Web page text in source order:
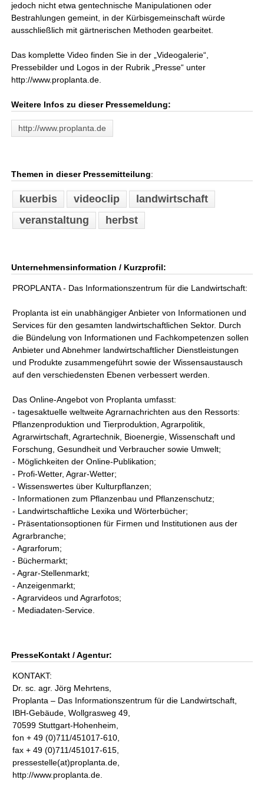
jedoch nicht etwa gentechnische Manipulationen oder
Bestrahlungen gemeint, in der Kürbisgemeinschaft würde
ausschließlich mit gärtnerischen Methoden gearbeitet.
Das komplette Video finden Sie in der „Videogalerie“,
Pressebilder und Logos in der Rubrik „Presse“ unter
http://www.proplanta.de.
Weitere Infos zu dieser Pressemeldung:
http://www.proplanta.de
Themen in dieser Pressemitteilung:
kuerbis videoclip
landwirtschaft
veranstaltung
herbst
Unternehmensinformation / Kurzprofil:
PROPLANTA - Das Informationszentrum für die Landwirtschaft:
Proplanta ist ein unabhängiger Anbieter von Informationen und
Services für den gesamten landwirtschaftlichen Sektor. Durch
die Bündelung von Informationen und Fachkompetenzen sollen
Anbieter und Abnehmer landwirtschaftlicher Dienstleistungen
und Produkte zusammengeführt sowie der Wissensaustausch
auf den verschiedensten Ebenen verbessert werden.
Das Online-Angebot von Proplanta umfasst:
- tagesaktuelle weltweite Agrarnachrichten aus den Ressorts:
Pflanzenproduktion und Tierproduktion, Agrarpolitik,
Agrarwirtschaft, Agrartechnik, Bioenergie, Wissenschaft und
Forschung, Gesundheit und Verbraucher sowie Umwelt;
- Möglichkeiten der Online-Publikation;
- Profi-Wetter, Agrar-Wetter;
- Wissenswertes über Kulturpflanzen;
- Informationen zum Pflanzenbau und Pflanzenschutz;
- Landwirtschaftliche Lexika und Wörterbücher;
- Präsentationsoptionen für Firmen und Institutionen aus der
Agrarbranche;
- Agrarforum;
- Büchermarkt;
- Agrar-Stellenmarkt;
- Anzeigenmarkt;
- Agrarvideos und Agrarfotos;
- Mediadaten-Service.
PresseKontakt / Agentur:
KONTAKT:
Dr. sc. agr. Jörg Mehrtens,
Proplanta – Das Informationszentrum für die Landwirtschaft,
IBH-Gebäude, Wollgrasweg 49,
70599 Stuttgart-Hohenheim,
fon + 49 (0)711/451017-610,
fax + 49 (0)711/451017-615,
pressestelle(at)proplanta.de,
http://www.proplanta.de.